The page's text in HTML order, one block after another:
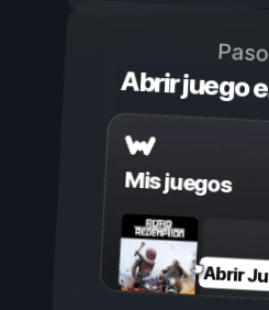
Abrir juego
Mis juegos
Abrir